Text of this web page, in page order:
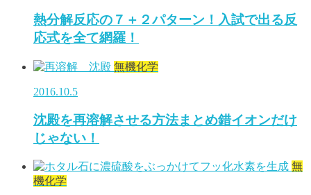
熱分解反応の７＋２パターン！入試で出る反
応式を全て網羅！
無機化学
2016.10.5
沈殿を再溶解させる方法まとめ錯イオンだけ
じゃない！
無
機化学